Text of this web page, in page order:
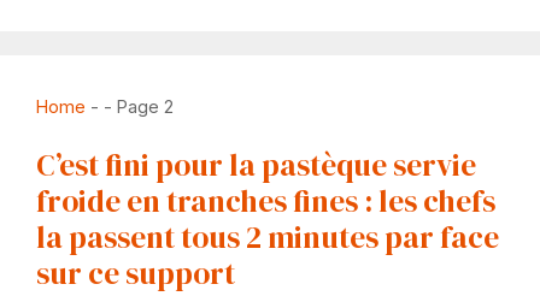
Home - - Page 2
C’est fini pour la pastèque servie
froide en tranches fines : les chefs
la passent tous 2 minutes par face
sur ce support